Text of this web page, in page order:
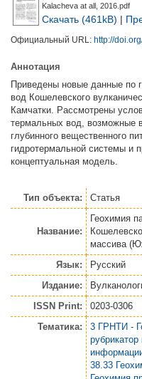
Kalacheva at all, 2016.pdf
Скачать (461kB) |
Официальный URL: http://
Аннотация
Приведены новые данные по
вод Кошелевского
Камчатки. Рассмотрены
термальных вод, возможные
глубинного вещественного
гидротермальной системы и
концептуальная модель.
Тип объекта: Статья
Название:
Геохимия
массива
Язык:
Русский
Издание:
ISSN Print:
0203-0306
Тематика:
3 ГРНТИ -
рубрикатор
38.33